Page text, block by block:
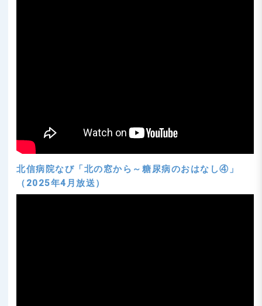
北信病院なび「北の窓から～糖尿病のおはなし④」
（2025年4月放送）